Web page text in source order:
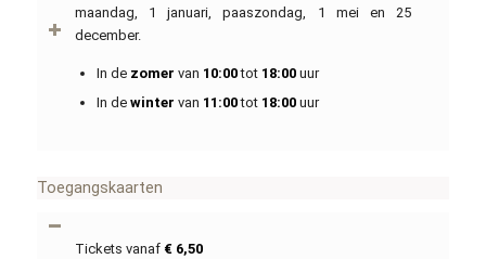
maandag, 1 januari, paaszondag, 1 mei en 25
december.
In de zomer van 10:00tot 18:00uur
In de winter van 11:00tot 18:00uur
Toegangskaarten
Tickets vanaf € 6,50